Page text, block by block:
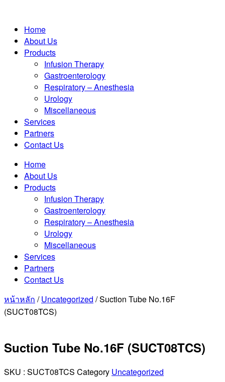
Home
About Us
Products
Infusion Therapy
Gastroenterology
Respiratory – Anesthesia
Urology
Miscellaneous
Services
Partners
Contact Us
Home
About Us
Products
Infusion Therapy
Gastroenterology
Respiratory – Anesthesia
Urology
Miscellaneous
Services
Partners
Contact Us
หน้าหลัก /Uncategorized / Suction Tube No.16F
(SUCT08TCS)
Suction Tube No.16F (SUCT08TCS)
SKU : SUCT08TCS Category Uncategorized